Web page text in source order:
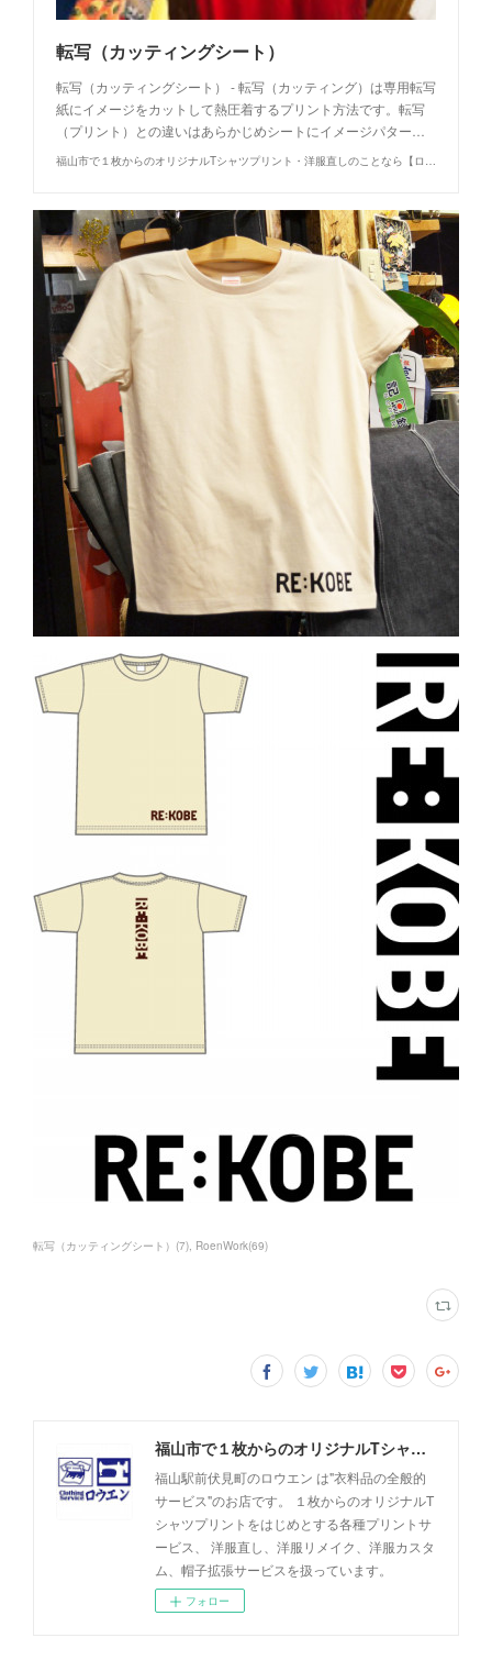
転写（カッティングシート）
転写（カッティングシート） - 転写（カッティング）は専用転写
紙にイメージをカットして熱圧着するプリント方法です。転写
（プリント）との違いはあらかじめシートにイメージパター…
福山市で１枚からのオリジナルTシャツプリント・洋服直しのことなら【ロウエン - ROEN】
転写（カッティングシート） (7) RoenWork(69)
福山市で１枚からのオリジナルTシャツプリント・洋服直しのことなら【ロウエン - ROEN】
福山駅前伏見町のロウエン は"衣料品の全般的
サービス"のお店です。 １枚からのオリジナルT
シャツプリントをはじめとする各種プリントサ
ービス、 洋服直し、洋服リメイク、洋服カスタ
ム、帽子拡張サービスを扱っています。
フォロー